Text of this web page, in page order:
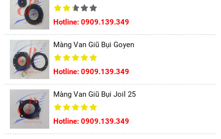
Hotline: 0909.139.349
Màng Van Giũ Bụi Goyen
Hotline: 0909.139.349
Màng Van Giũ Bụi Joil 25
Hotline: 0909.139.349